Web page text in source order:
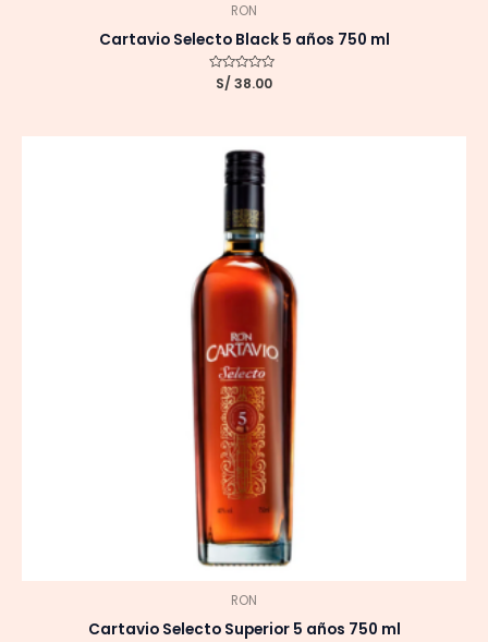
RON
Cartavio Selecto Black 5 años 750 ml
Valorado
con
S/ 38.00
RON
Cartavio Selecto Superior 5 años 750 ml